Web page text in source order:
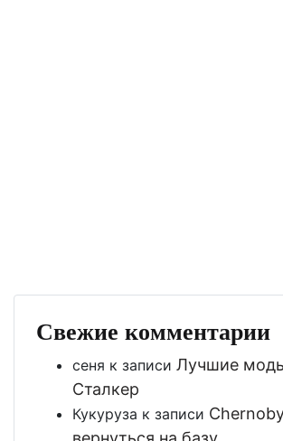
Свежие комментарии
сеня к записи Лучшие
Сталкер
Кукуруза к записи